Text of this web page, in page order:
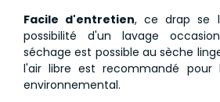
Facile d'entretien, ce drap se
possibilité d'un lavage
séchage est possible au sèche
l'air libre est recommandé pour
environnemental.